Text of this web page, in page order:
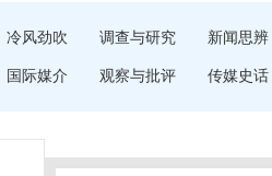
冷风劲吹 调查与研究 新闻思辨
国际媒介 观察与批评 传媒史话